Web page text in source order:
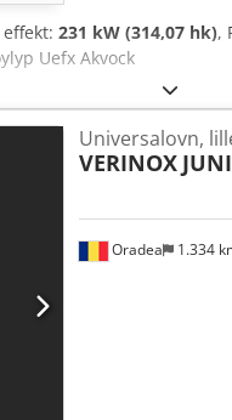
effekt: 231 kW (314,07 hk),
Uefx Akvock
Oradea 1.334
Universalovn,
VERINOX